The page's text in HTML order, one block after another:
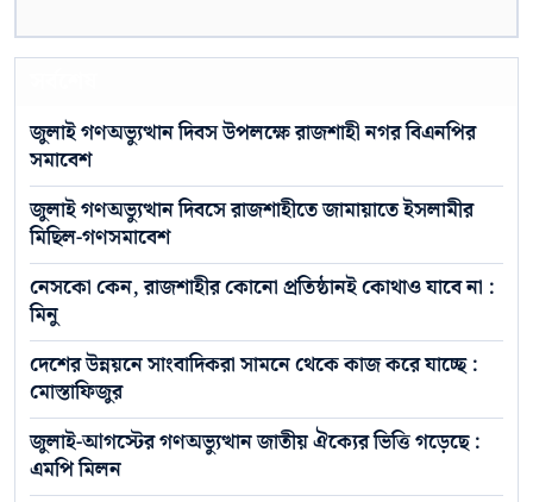
জুলাই গণঅভ্যুত্থান দিবস উপলক্ষে রাজশাহী নগর বিএনপির
সমাবেশ
জুলাই গণঅভ্যুত্থান দিবসে রাজশাহীতে জামায়াতে ইসলামীর
মিছিল-গণসমাবেশ
নেসকো কেন, রাজশাহীর কোনো প্রতিষ্ঠানই কোথাও যাবে না :
মিনু
দেশের উন্নয়নে সাংবাদিকরা সামনে থেকে কাজ করে যাচ্ছে :
মোস্তাফিজুর
জুলাই-আগস্টের গণঅভ্যুত্থান জাতীয় ঐক্যের ভিত্তি গড়েছে :
এমপি মিলন